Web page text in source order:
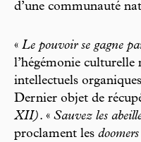
d’une communauté
« Le pouvoir se gagne
l’hégémonie culturelle
intellectuels
Dernier objet de
XII). « Sauvez les
proclament les doomers